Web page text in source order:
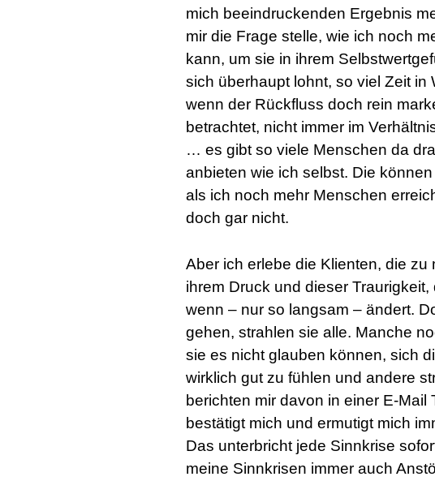
mich beeindruckenden Ergebnis
mir die Frage stelle, wie ich noch
kann, um sie in ihrem
sich überhaupt lohnt, so viel Zeit in
wenn der Rückfluss doch rein
betrachtet, nicht immer im
… es gibt so viele Menschen da
anbieten wie ich selbst. Die
als ich noch mehr Menschen
doch gar nicht.
Aber ich erlebe die Klienten, die zu
ihrem Druck und dieser
wenn – nur so langsam – ändert.
gehen, strahlen sie alle. Manche
sie es nicht glauben können, sich
wirklich gut zu fühlen und andere
berichten mir davon in einer E-Mail
bestätigt mich und ermutigt mich
Das unterbricht jede Sinnkrise
meine Sinnkrisen immer auch